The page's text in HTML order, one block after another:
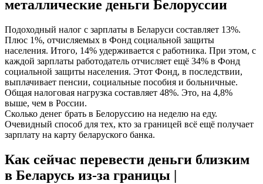
металлические деньги Белоруссии
Подоходный налог с зарплаты в Беларуси составляет 13%.
Плюс 1%, отчисляемых в Фонд социальной защиты
населения. Итого, 14% удерживается с работника. При этом, с
каждой зарплаты работодатель отчисляет ещё 34% в Фонд
социальной защиты населения. Этот Фонд, в последствии,
выплачивает пенсии, социальные пособия и больничные.
Общая налоговая нагрузка составляет 48%. Это, на 4,8%
выше, чем в России.
Сколько денег брать в Белоруссию на неделю на еду.
Очевидный способ для тех, кто за границей всё ещё получает
зарплату на карту беларуского банка.
Как сейчас перевести деньги близким
в Беларусь из-за границы |